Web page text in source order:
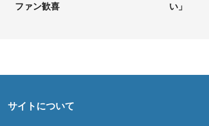
ファン歓喜
い」
サイトについて